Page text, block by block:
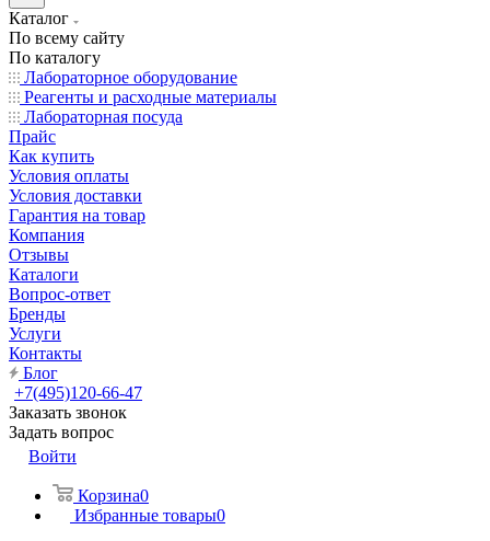
Каталог
По всему сайту
По каталогу
Лабораторное оборудование
Реагенты и расходные материалы
Лабораторная посуда
Прайс
Как купить
Условия оплаты
Условия доставки
Гарантия на товар
Компания
Отзывы
Каталоги
Вопрос-ответ
Бренды
Услуги
Контакты
Блог
+7(495)120-66-47
Заказать звонок
Задать вопрос
Войти
Корзина0
Избранные товары0